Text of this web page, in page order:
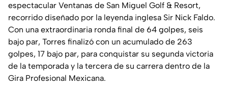
espectacular Ventanas de San Miguel Golf & Resort,
recorrido diseñado por la leyenda inglesa Sir Nick Faldo.
Con una extraordinaria ronda final de 64 golpes, seis
bajo par, Torres finalizó con un acumulado de 263
golpes, 17 bajo par, para conquistar su segunda victoria
de la temporada y la tercera de su carrera dentro de la
Gira Profesional Mexicana.